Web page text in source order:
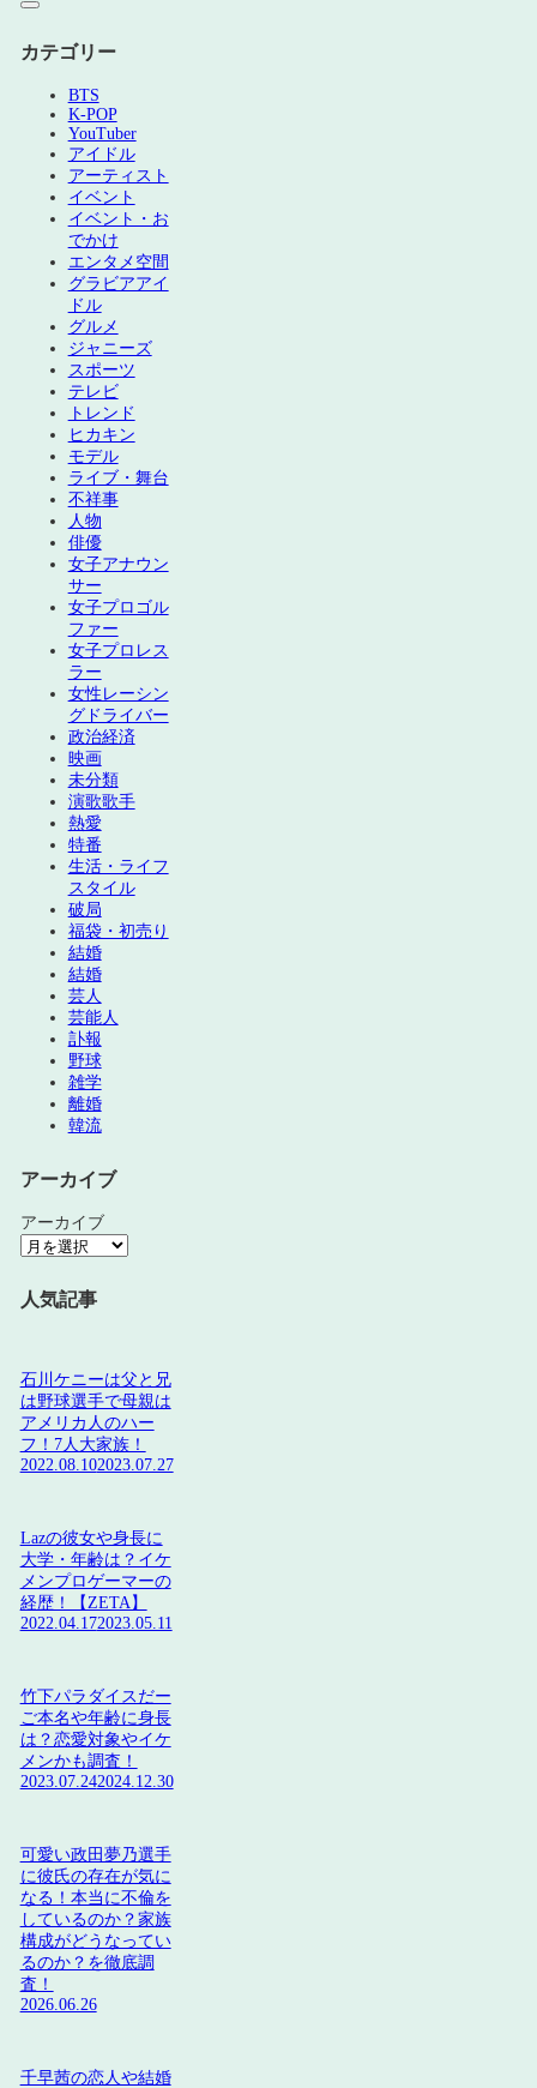
カテゴリー
BTS
K-POP
YouTuber
アイドル
アーティスト
イベント
イベント・お
でかけ
エンタメ空間
グラビアアイ
ドル
グルメ
ジャニーズ
スポーツ
テレビ
トレンド
ヒカキン
モデル
ライブ・舞台
不祥事
人物
俳優
女子アナウン
サー
女子プロゴル
ファー
女子プロレス
ラー
女性レーシン
グドライバー
政治経済
映画
未分類
演歌歌手
熱愛
特番
生活・ライフ
スタイル
破局
福袋・初売り
結婚
結婚
芸人
芸能人
訃報
野球
雑学
離婚
韓流
アーカイブ
アーカイブ
人気記事
石川ケニーは父と兄
は野球選手で母親は
アメリカ人のハー
フ！7人大家族！
2022.08.102023.07.27
Lazの彼女や身長に
大学・年齢は？イケ
メンプロゲーマーの
経歴！【ZETA】
2022.04.172023.05.11
竹下パラダイスだー
ご本名や年齢に身長
は？恋愛対象やイケ
メンかも調査！
2023.07.242024.12.30
可愛い政田夢乃選手
に彼氏の存在が気に
なる！本当に不倫を
しているのか？家族
構成がどうなってい
るのか？を徹底調
査！
2026.06.26
千早茜の恋人や結婚